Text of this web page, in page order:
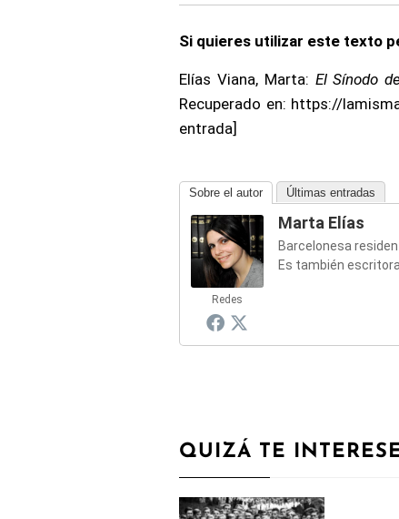
Si quieres utilizar este texto
Elías Viana, Marta: El Sínodo
Recuperado en: https://
entrada]
Sobre el autor Últimas entradas
Redes
Marta Elías
Barcelonesa
Es también
QUIZÁ TE